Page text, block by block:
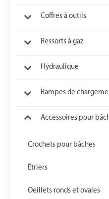
Coffres à outils
Ressorts à gaz
Hydraulique
Rampes de
Accessoires pour
Crochets pour bâches
Étriers
Oeillets ronds et ovales